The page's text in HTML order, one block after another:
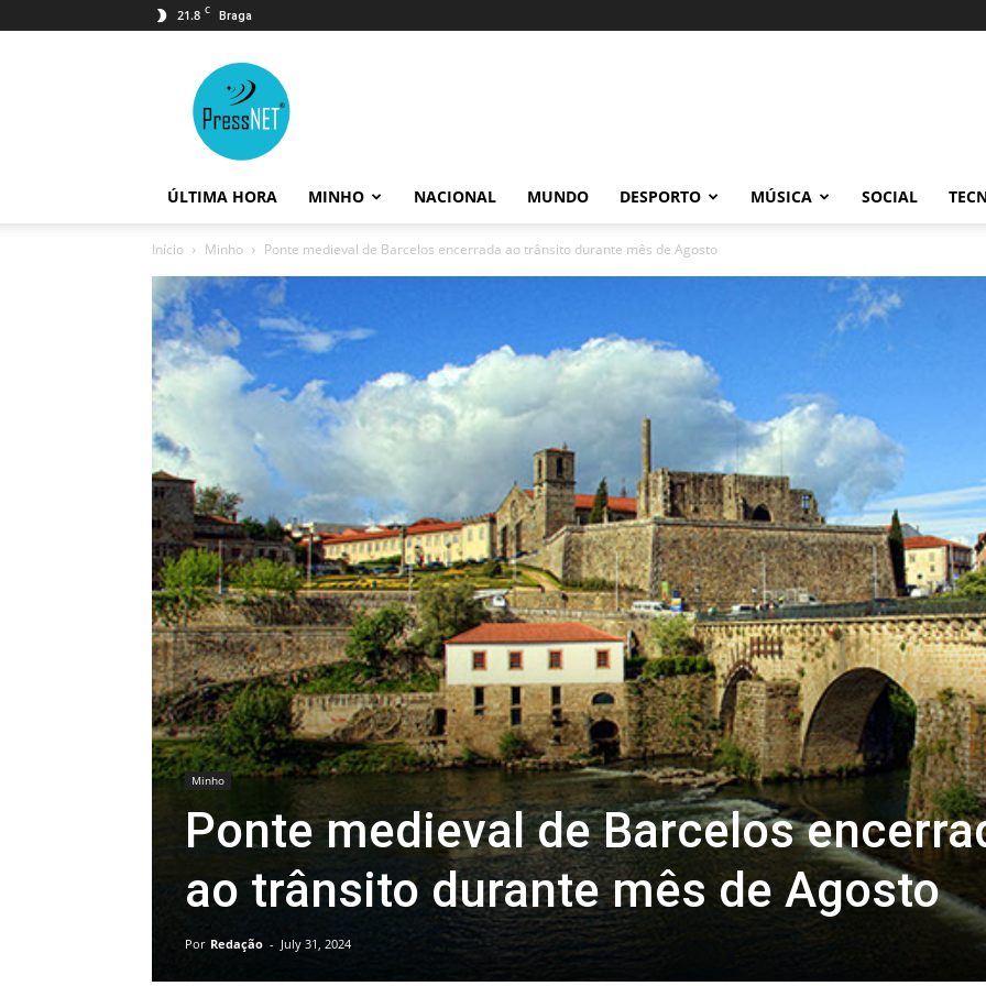
21.8 C Braga
ÚLTIMA HORA MINHO NACIONAL MUNDO DESPORTO MÚSICA SOCIAL
Início Minho Ponte medieval de Barcelos encerrada ao trânsito durante mês de Agosto
Minho
Ponte medieval de Barcelos
ao trânsito durante mês de Agosto
Por Redação - July 31, 2024